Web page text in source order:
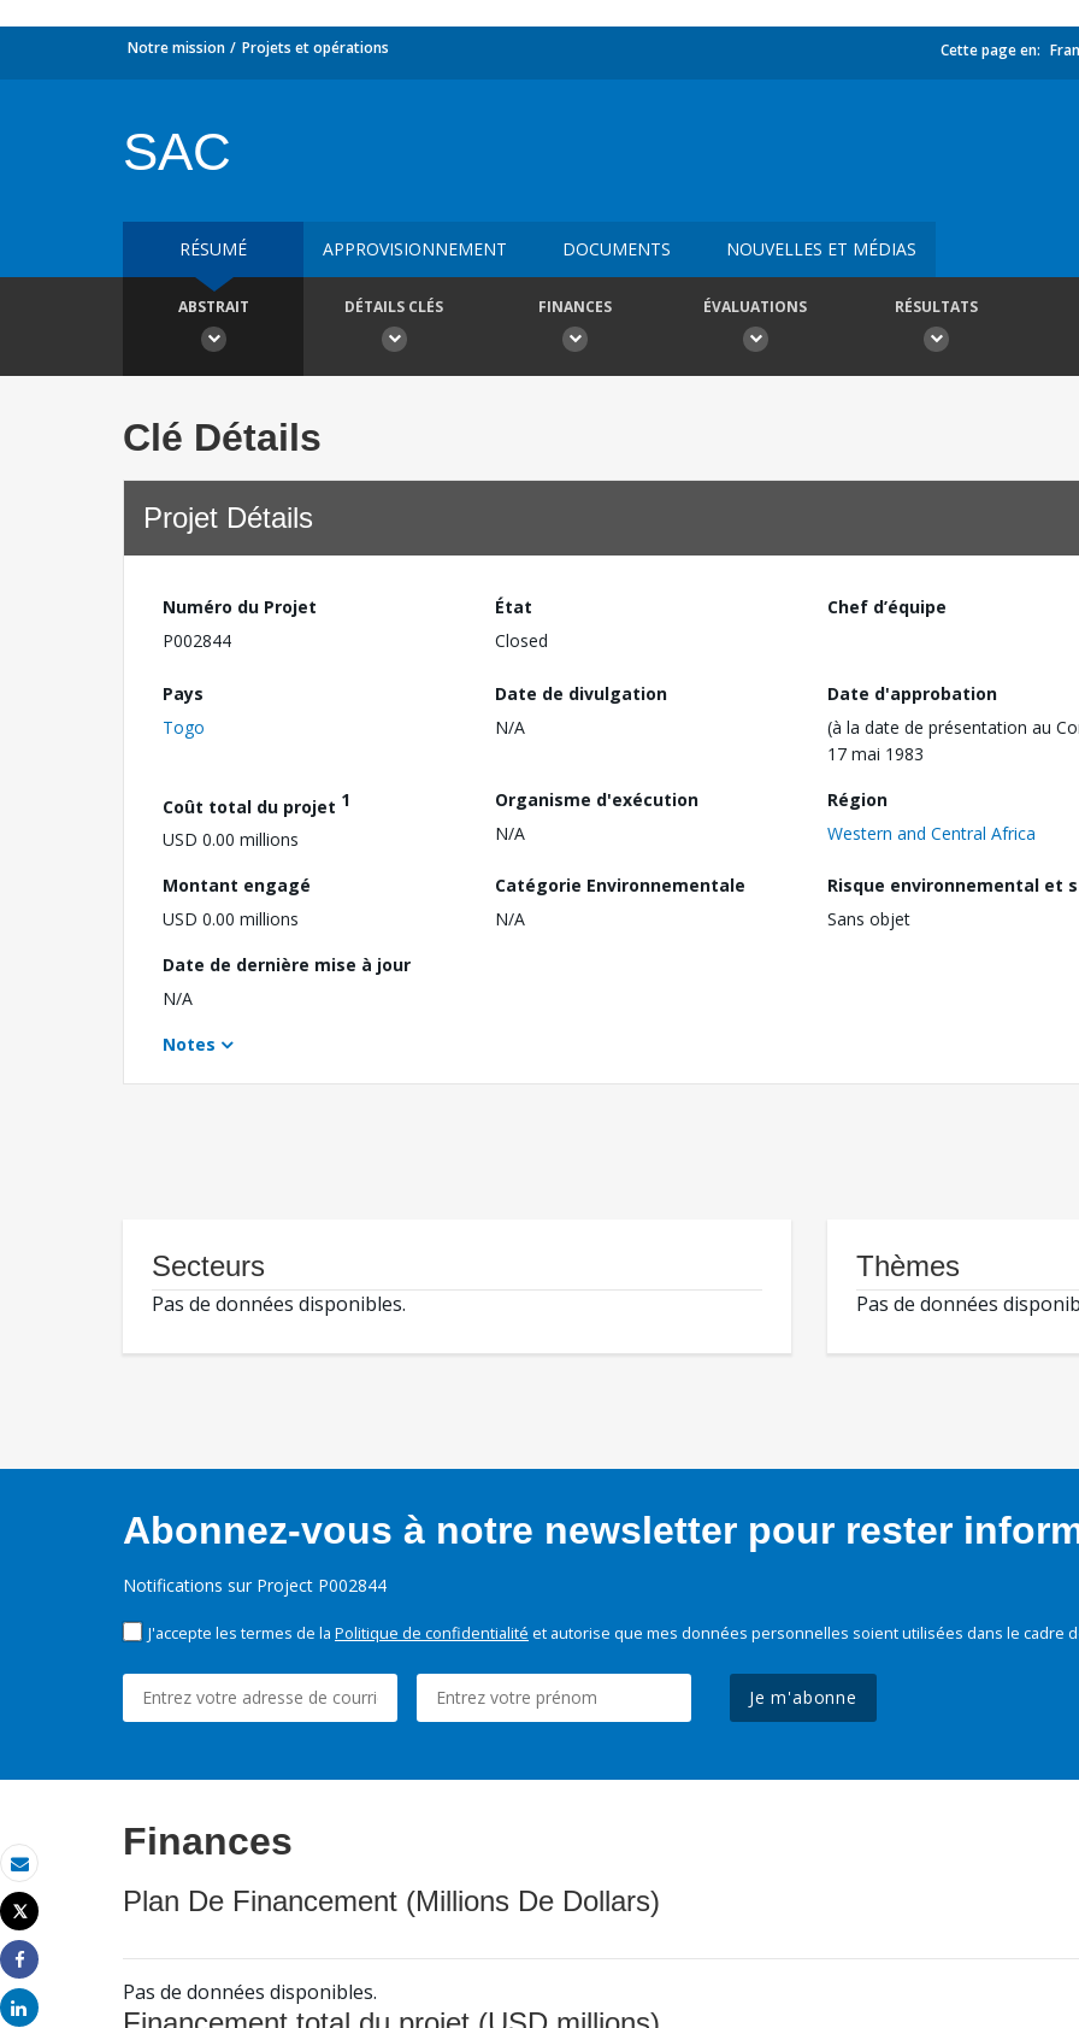
Email
Imprimer
Tweet
Share
Share
Notre mission Projets et opérations Cette page en:
SAC
RÉSUMÉ APPROVISIONNEMENT DOCUMENTS NOUVELLES ET MÉDIAS
ABSTRAIT DÉTAILS CLÉS FINANCES ÉVALUATIONS RÉSULTATS
Clé Détails
Projet Détails
Numéro du Projet
P002844
État
Closed
Chef d’équipe
Pays
Togo
Date de divulgation
N/A
Date d'approbation
(à la date de présentation au
17 mai 1983
Coût total du projet 1
USD 0.00 millions
Organisme d'exécution
N/A
Région
Western and Central Africa
Montant engagé
USD 0.00 millions
Catégorie Environnementale
N/A
Risque environnemental et
Sans objet
Date de dernière mise à jour
N/A
Notes
Secteurs
Pas de données disponibles.
Thèmes
Pas de données
Abonnez-vous à notre newsletter pour rester
Notifications sur Project P002844
J'accepte les termes de la Politique de confidentialité et autorise que mes données personnelles soient utilisées dans le cadre
Je m'abonne
Finances
Plan De Financement (Millions De Dollars)
Pas de données disponibles.